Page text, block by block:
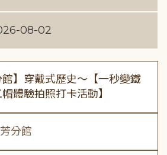
08-02
館】穿戴式歷史〜【一秒變鐵
體驗拍照打卡活動】
分館